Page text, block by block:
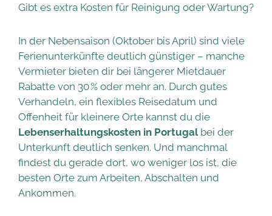
Gibt es extra Kosten für Reinigung oder Wartung?
In der Nebensaison (Oktober bis April) sind viele
Ferienunterkünfte deutlich günstiger – manche
Vermieter bieten dir bei längerer Mietdauer
Rabatte von 30 % oder mehr an. Durch gutes
Verhandeln, ein flexibles Reisedatum und
Offenheit für kleinere Orte kannst du die
Lebenserhaltungskosten in Portugalbei der
Unterkunft deutlich senken. Und manchmal
findest du gerade dort, wo weniger los ist, die
besten Orte zum Arbeiten, Abschalten und
Ankommen.